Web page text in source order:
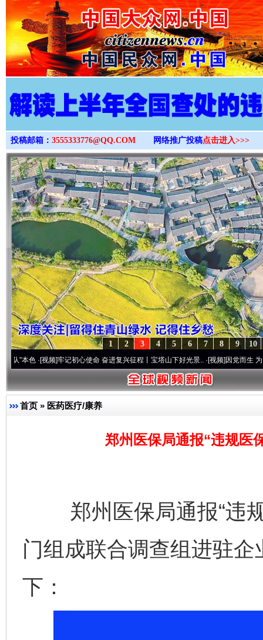
>
投稿邮箱： 3555333776@QQ.COM 网络推广投稿点击进入>>>
10
9
8
7
6
5
4
3
2
1
·[视频]牢记初心使命 奋进复兴征程丨宝塔山下好光景..·[视频]因党而生 为党而战——
首页 » 医药医疗/康养
郑州医保局通报“违规医
郑州医保局通报“违规
门组成联合调查组进驻
下：